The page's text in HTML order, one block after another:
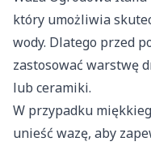
który umożliwia
wody. Dlatego przed
zastosować warstwę
lub ceramiki.
W przypadku
unieść wazę, aby